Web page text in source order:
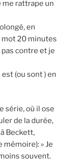
me rattrape un
en
mot 20 minutes
contre et je
(ou sont ) en
série, où il ose
de la durée,
Beckett,
mémoire): » Je
souvent.